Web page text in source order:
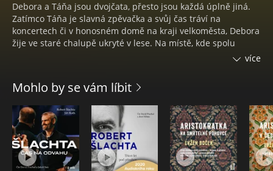
Debora a Táňa jsou dvojčata, přesto jsou každá úplně jiná.
Zatímco Táňa je slavná zpěvačka a svůj čas tráví na
koncertech či v honosném domě na kraji velkoměsta, Debora
žije ve staré chalupě ukryté v lese. Na místě, kde spolu
sestry vyrostly a kde ženy jejich rodu – léčitelky i čarodějky –
vlastním stínům. Protože tak jako existuje den, existuje i noc.
Jako existuje světlo, existuje i tma.
KARIN KRAJČO BABINSKÁ
Karin Krajčo Babinská vystudovala obor filmová a televizní
režie na FAMU. Po škole se řadu let živila vytvářením
reklamních spotů, později natočila dva celovečerní filmy,
více
Mohlo by se vám líbit